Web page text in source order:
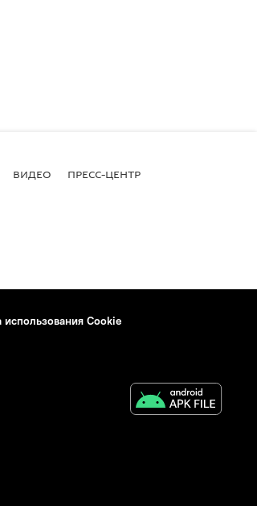
ВИДЕО ПРЕСС-ЦЕНТР
использования Cookie